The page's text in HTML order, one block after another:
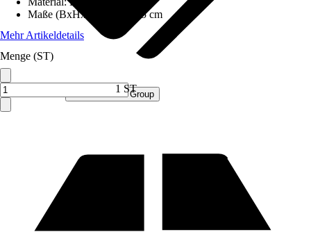
Verkauf durch: Procommerce Group
Maße (BxHxT)
16x60x25 cm
Mehr Artikeldetails
Menge (ST)
1 ST